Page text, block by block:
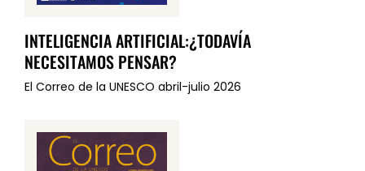
INTELIGENCIA ARTIFICIAL:¿TODAVÍA
NECESITAMOS PENSAR?
El Correo de la UNESCO abril-julio 2026